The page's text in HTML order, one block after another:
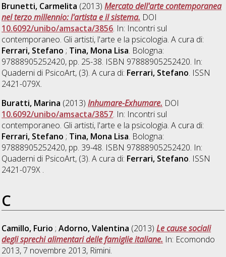
Brunetti, Carmelita (2013)Mercato dell'arte contemporanea
nel terzo millennio: l'artista e il sistema. DOI
10.6092/unibo/amsacta/3856. In: Incontri sul
contemporaneo. Gli artisti, l'arte e la psicologia. A cura di:
Ferrari, Stefano ; Tina, Mona Lisa. Bologna:
97888905252420, pp. 25-38. ISBN 97888905252420. In:
Quaderni di PsicoArt, (3). A cura di: Ferrari, Stefano. ISSN
2421-079X.
Buratti, Marina (2013)Inhumare-Exhumare. DOI
10.6092/unibo/amsacta/3857. In: Incontri sul
contemporaneo. Gli artisti, l'arte e la psicologia. A cura di:
Ferrari, Stefano ; Tina, Mona Lisa. Bologna:
97888905252420, pp. 39-48. ISBN 97888905252420. In:
Quaderni di PsicoArt, (3). A cura di: Ferrari, Stefano. ISSN
2421-079X .
C
Camillo, Furio ;Adorno, Valentina (2013)Le cause sociali
degli sprechi alimentari delle famiglie italiane. In: Ecomondo
2013, 7 novembre 2013, Rimini.